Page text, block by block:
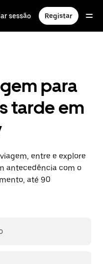
sessão Registar
para
tarde em
entre e explore
antecedência com o
até 90